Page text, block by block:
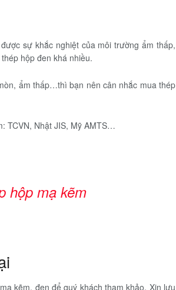
sự khắc nghiệt của môi trường ẩm thấp,
hộp đen khá nhiều.
ẩm thấp…thì bạn nên cân nhắc mua thép
TCVN, Nhật JIS, Mỹ AMTS…
hộp mạ kẽm
kẽm, đen để quý khách tham khảo. Xin lưu